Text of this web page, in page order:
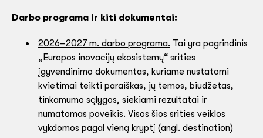
Darbo programa ir kiti dokumentai:
2026–2027 m. darbo programa. Tai yra pagrindinis
„Europos inovacijų ekosistemų“ srities
įgyvendinimo dokumentas, kuriame nustatomi
kvietimai teikti paraiškas, jų temos, biudžetas,
tinkamumo sąlygos, siekiami rezultatai ir
numatomas poveikis. Visos šios srities veiklos
vykdomos pagal vieną kryptį (angl. destination)